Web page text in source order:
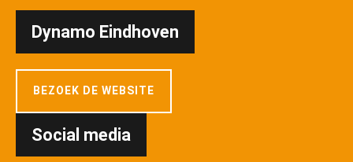
Dynamo Eindhoven
BEZOEK DE WEBSITE
Social media